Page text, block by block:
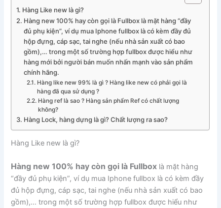
Hàng Like new là gì?
Hàng new 100% hay còn gọi là Fullbox là mặt hàng “đầy
đủ phụ kiện”, ví dụ mua Iphone fullbox là có kèm đầy đủ
hộp đựng, cáp sạc, tai nghe (nếu nhà sản xuất có bao
gồm),… trong một số trường hợp fullbox được hiểu như
hàng mới bởi người bán muốn nhấn mạnh vào sản phẩm
chính hãng.
Hàng like new 99% là gì ? Hàng like new có phải gọi là
hàng đã qua sử dụng ?
Hàng ref là sao ? Hàng sản phẩm Ref có chất lượng
không?
Hàng Lock, hàng dựng là gì? Chất lượng ra sao?
Hàng Like new là gì?
Hàng new 100% hay còn gọi là Fullbox là mặt hàng
“đầy đủ phụ kiện”, ví dụ mua Iphone fullbox là có kèm đầy
đủ hộp đựng, cáp sạc, tai nghe (nếu nhà sản xuất có bao
gồm),… trong một số trường hợp fullbox được hiểu như